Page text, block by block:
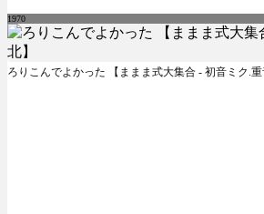
1970
ろりこんでよかった 【ままま式大集合 - 初音ミク.重